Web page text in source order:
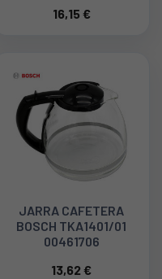
16,15 €
JARRA CAFETERA
BOSCH TKA1401/01
00461706
13,62 €